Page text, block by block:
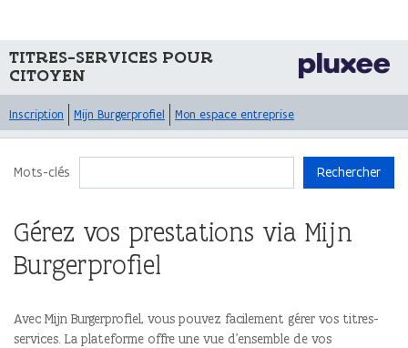
TITRES-SERVICES POUR
CITOYEN
Inscription Mijn Burgerprofiel Mon espace entreprise
Mots-clés Rechercher
Gérez vos prestations via Mijn
Burgerprofiel
Avec Mijn Burgerprofiel, vous pouvez facilement gérer vos titres-
services. La plateforme offre une vue d’ensemble de vos